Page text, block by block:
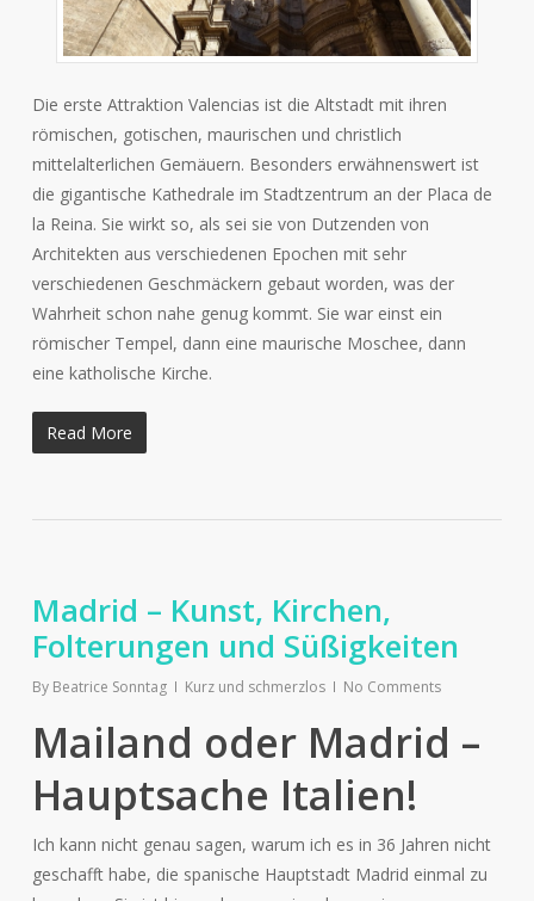
Die erste Attraktion Valencias ist die Altstadt mit ihren
römischen, gotischen, maurischen und christlich
mittelalterlichen Gemäuern. Besonders erwähnenswert ist
die gigantische Kathedrale im Stadtzentrum an der Placa de
la Reina. Sie wirkt so, als sei sie von Dutzenden von
Architekten aus verschiedenen Epochen mit sehr
verschiedenen Geschmäckern gebaut worden, was der
Wahrheit schon nahe genug kommt. Sie war einst ein
römischer Tempel, dann eine maurische Moschee, dann
eine katholische Kirche.
Read More
Madrid – Kunst, Kirchen,
Folterungen und Süßigkeiten
By Beatrice Sonntag Kurz und schmerzlos No Comments
Mailand oder Madrid –
Hauptsache Italien!
Ich kann nicht genau sagen, warum ich es in 36 Jahren nicht
geschafft habe, die spanische Hauptstadt Madrid einmal zu